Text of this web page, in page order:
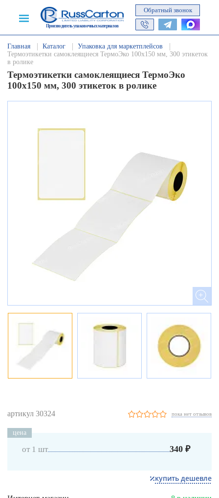
Производитель упаковочных материалов
Обратный звонок
Главная Каталог
Упаковка для маркетплейсов
Термоэтикетки самоклеящиеся ТермоЭко 100х150 мм, 300 этикеток
в ролике
Термоэтикетки самоклеящиеся ТермоЭко
100х150 мм, 300 этикеток в ролике
артикул 30324 пока нет отзывов
цена
от 1 шт 340 ₽
купить дешевле